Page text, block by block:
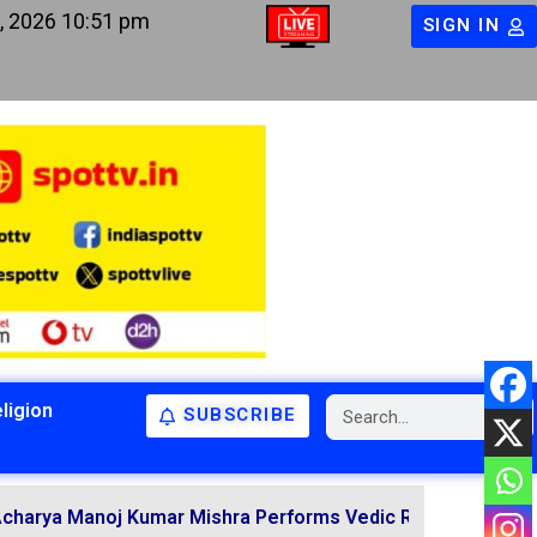
2026 10:51 pm SIGN IN
SUBSCRIBE
Kumar Mishra Performs Vedic Rituals for the
LATEST NEWS
NATIONAL
RELIGION